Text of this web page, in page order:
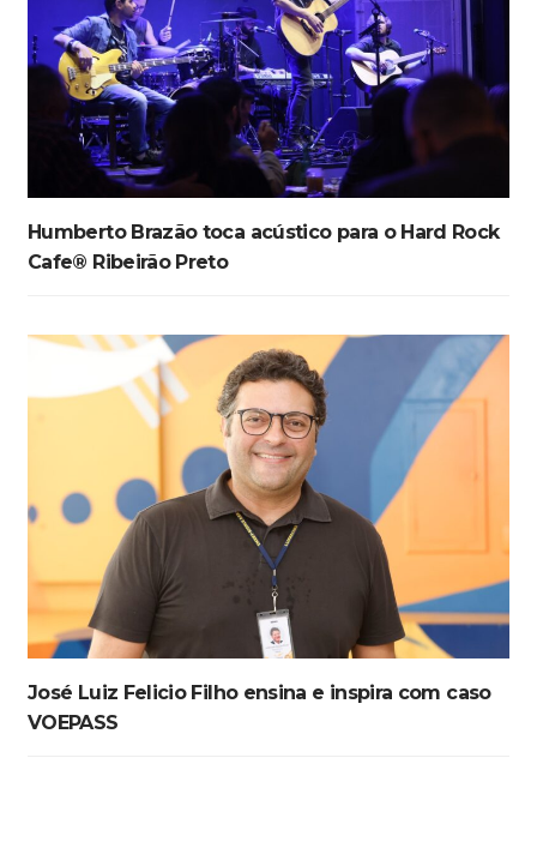
Humberto Brazão toca acústico para o Hard Rock
Cafe® Ribeirão Preto
José Luiz Felicio Filho ensina e inspira com caso
VOEPASS